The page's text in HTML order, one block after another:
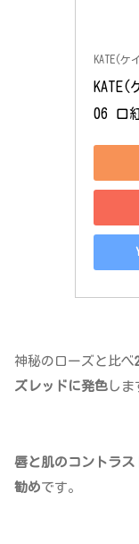
KATE(ケ
06 口
神秘のローズと比べ
ズレッドに発色 しま
唇と肌のコントラス
勧めです。